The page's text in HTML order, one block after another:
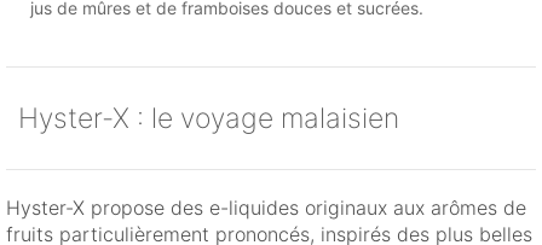
jus de mûres et de framboises douces et sucrées.
Hyster-X : le voyage malaisien
Hyster-X propose des e-liquides originaux aux arômes de
fruits particulièrement prononcés, inspirés des plus belles